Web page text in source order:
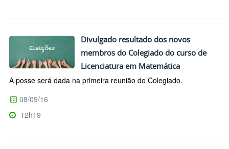
Divulgado resultado dos novos
membros do Colegiado do curso de
Licenciatura em Matemática
A posse será dada na primeira reunião do Colegiado.
08/09/16
12h19